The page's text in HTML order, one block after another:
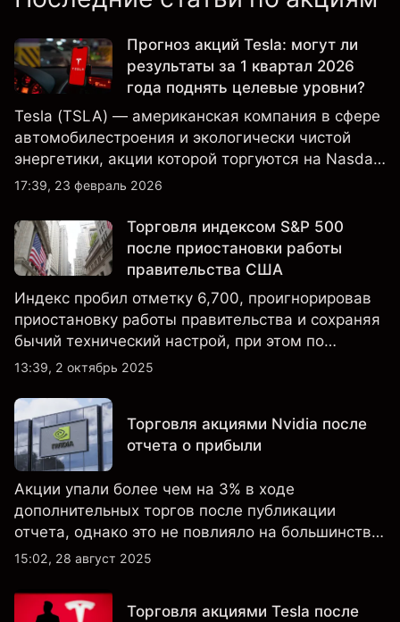
Прогноз акций Tesla: могут ли
результаты за 1 квартал 2026
года поднять целевые уровни?
Tesla (TSLA) — американская компания в сфере
автомобилестроения и экологически чистой
энергетики, акции которой торгуются на Nasdaq
и находятся под пристальным вниманием
результатами, данными о поставках и развитием
технологий и производства.
17:39, 23 февраль 2026
Торговля индексом S&P 500
после приостановки работы
правительства США
Индекс пробил отметку 6,700, проигнорировав
приостановку работы правительства и сохраняя
бычий технический настрой, при этом по
настроениям клиенты остаются
13:39, 2 октябрь 2025
Торговля акциями Nvidia после
отчета о прибыли
Акции упали более чем на 3% в ходе
дополнительных торгов после публикации
отчета, однако это не повлияло на большинство
ключевых технических индикаторов, а
крайне оптимистичными.
15:02, 28 август 2025
Торговля акциями Tesla после